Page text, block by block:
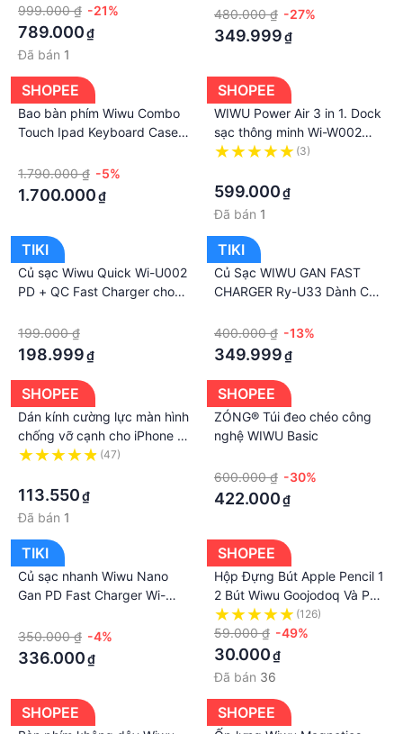
Series 8 , Điện thoại , Dung
lượng 10.000 mAh
999.000 ₫ -21%
789.000₫
Đã bán 1
Lúc, Tích Hợp Chíp Sạc
Thông Minh - Hàng Chính
480.000 ₫ -27%
349.999₫
SHOPEE
Bao bàn phím Wiwu Combo
Touch Ipad Keyboard Case
7 mức độ chính sáng - Hàng
chính hãng
1.790.000 ₫ -5%
1.700.000₫
SHOPEE
WIWU Power Air 3 in 1. Dock
sạc thông minh Wi-W002
cho điện thoại, tai nghe và
(3)
599.000₫
Đã bán 1
TIKI
Củ sạc Wiwu Quick Wi-U002
PD + QC Fast Charger cho
Type-C hỗ trợ sạc nhanh -
Hàng chính hãng
199.000 ₫
198.999₫
TIKI
Củ Sạc WIWU GAN FAST
CHARGER Ry-U33 Dành Cho
C, Hỗ trợ sạc Nhanh 30W -
Hàng Chính Hãng
400.000 ₫ -13%
349.999₫
SHOPEE
Dán kính cường lực màn hình
chống vỡ cạnh cho iPhone X
Xs Max 11 12 13 14 Pro Max
Super Hardnes
(47)
113.550₫
Đã bán 1
SHOPEE
ZÓNG® Túi đeo chéo công
nghệ WIWU Basic
600.000 ₫ -30%
422.000₫
TIKI
Củ sạc nhanh Wiwu Nano
Gan PD Fast Charger Wi-
nhanh 30W, có cổng sạc
chân type c - Hàng chính
350.000 ₫ -4%
336.000₫
SHOPEE
Hộp Đựng Bút Apple Pencil 1
2 Bút Wiwu Goojodoq Và Phụ
Kiện Vừa Cả Ốp Và Bút Trơn
(126)
59.000 ₫ -49%
30.000₫
Đã bán 36
SHOPEE SHOPEE